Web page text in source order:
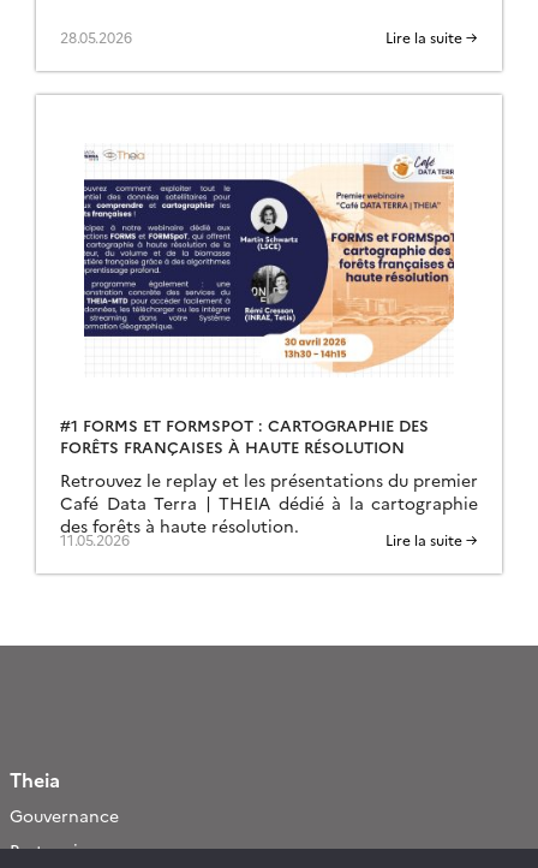
28.05.2026 Lire la suite →
#1 FORMS ET FORMSPOT : CARTOGRAPHIE DES
FORÊTS FRANÇAISES À HAUTE RÉSOLUTION
Retrouvez le replay et les présentations du premier
Café Data Terra | THEIA dédié à la cartographie
des forêts à haute résolution.
11.05.2026 Lire la suite →
Theia
Gouvernance
Partenaires